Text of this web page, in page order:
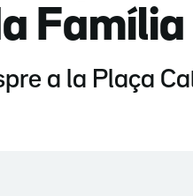
Família
a la Plaça